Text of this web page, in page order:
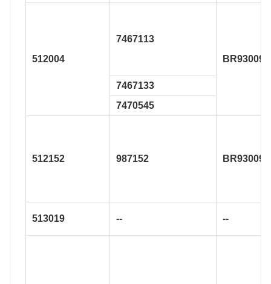
512004
7467113
BR930096
7467133
7470545
512152 987152 BR930098
513019 -- --